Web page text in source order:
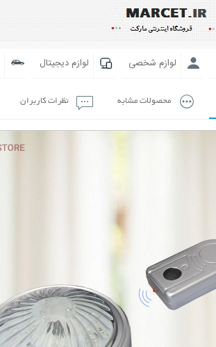
لوازم شخصی لوازم دیجیتال
محصولات مشابه نظرات کاربران